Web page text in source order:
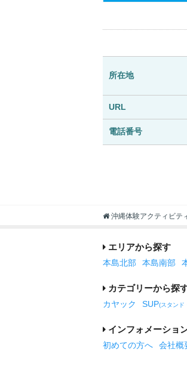
所在地
URL
電話番号
沖縄体験アクティビテ
エリアから探す
本島北部 本島南部
カテゴリーから探
カヤック SUP(スタンド
インフォメーショ
初めての方へ 会社概